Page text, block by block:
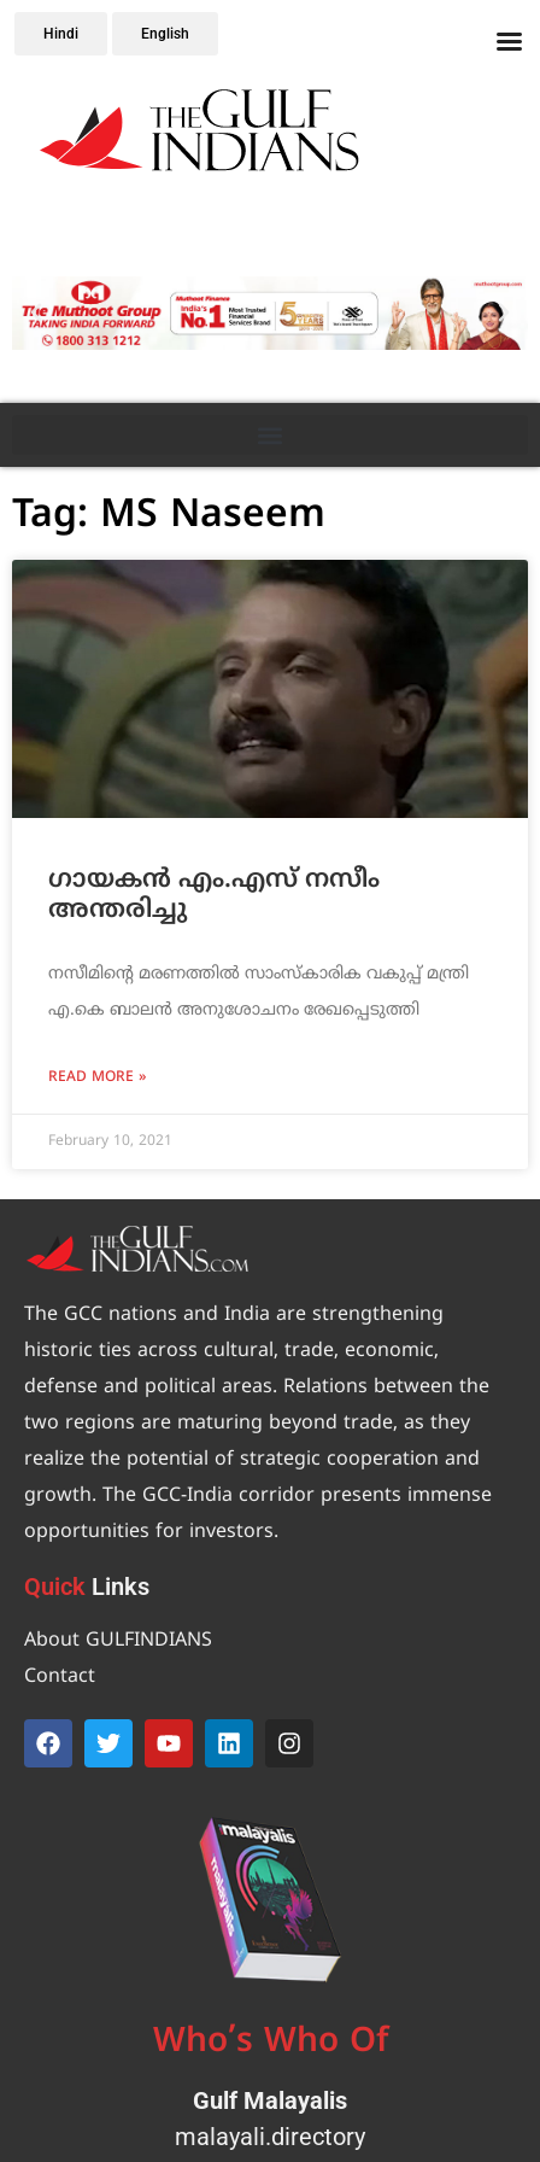
Hindi English
Tag: MS Naseem
ഗായകന്‍ എം.എസ് നസീം
അന്തരിച്ചു
നസീമിന്റെ മരണത്തില്‍ സാംസ്‌കാരിക വകുപ്പ് മന്ത്രി
എ.കെ ബാലന്‍ അനുശോചനം രേഖപ്പെടുത്തി
READ MORE »
February 10, 2021
The GCC nations and India are strengthening
historic ties across cultural, trade, economic,
defense and political areas. Relations between the
two regions are maturing beyond trade, as they
realize the potential of strategic cooperation and
growth. The GCC-India corridor presents immense
opportunities for investors.
Quick Links
About GULFINDIANS
Contact
Who’s Who Of
Gulf Malayalis
malayali.directory